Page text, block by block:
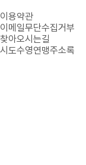
이용약관
이메일무단수집거부
찾아오시는길
시도수영연맹주소록